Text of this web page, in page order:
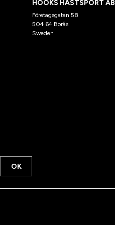
HÖÖKS HÄSTSPORT AB
Företagsgatan 58
504 64 Borås
Sweden
OK